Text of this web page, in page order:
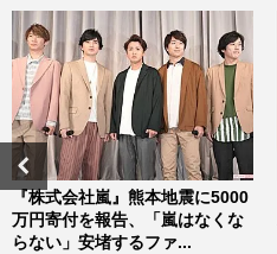
『株式会社嵐』熊本地震に5000
万円寄付を報告、「嵐はなくな
らない」安堵するファ...